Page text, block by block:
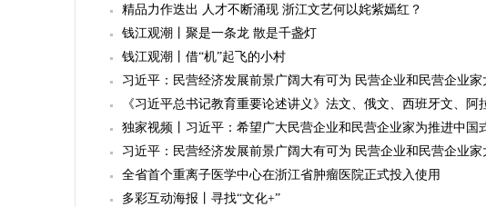
精品力作迭出 人才不断涌现 浙江文艺何以姹紫嫣红？
钱江观潮丨聚是一条龙 散是千盏灯
钱江观潮丨借“机”起飞的小村
习近平：民营经济发展前景广阔大有可为 民营企业和民营企业
《习近平总书记教育重要论述讲义》法文、俄文、西班牙文、阿
独家视频丨习近平：希望广大民营企业和民营企业家为推进中国
习近平：民营经济发展前景广阔大有可为 民营企业和民营企业
全省首个重离子医学中心在浙江省肿瘤医院正式投入使用
多彩互动海报丨寻找“文化+”